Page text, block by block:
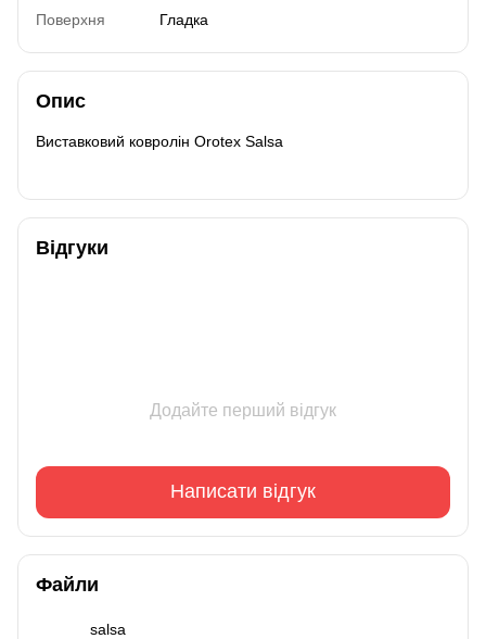
Поверхня Гладка
Опис
Виставковий ковролін Orotex Salsa
Відгуки
Додайте перший відгук
Написати відгук
Файли
salsa